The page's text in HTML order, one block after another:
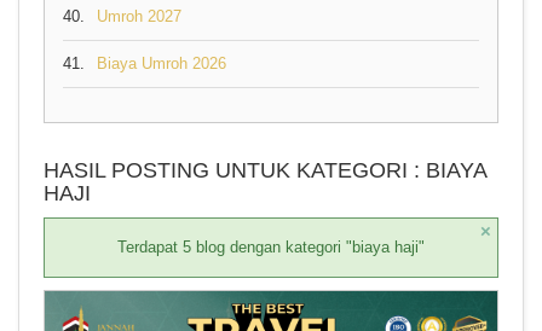
HASIL POSTING UNTUK KATEGORI : BIAYA
HAJI
Terdapat 5 blog dengan kategori "biaya haji"
×
40. Umroh 2027
41. Biaya Umroh 2026